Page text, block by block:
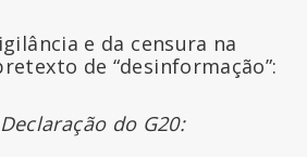
e da censura na
de “desinformação”:
do G20: